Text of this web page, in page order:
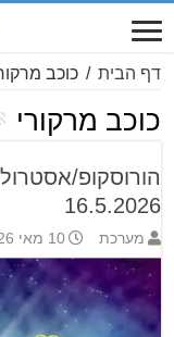
דף הבית / כוכב
כוכב מרקורי
16.5.2026
מערכת 10 מאי 2026 10:32